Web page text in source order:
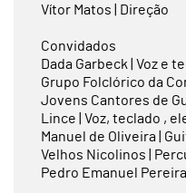
Vítor Matos | Direção
Convidados
Dada Garbeck | Voz e
Grupo Folclórico da
Jovens Cantores de
Lince | Voz, teclado ,
Manuel de Oliveira |
Velhos Nicolinos |
Pedro Emanuel